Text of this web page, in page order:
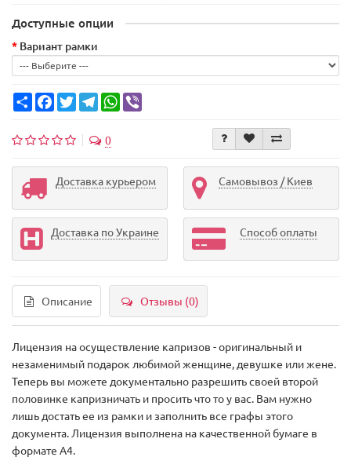
Доступные опции
Вариант рамки
Share FacebookTwitterTelegramWhatsApp
0
Доставка курьером Самовывоз / Киев
Доставка по Украине Способ оплаты
Описание Отзывы (0)
Лицензия на осуществление капризов - оригинальный и
незаменимый подарок любимой женщине, девушке или жене.
Теперь вы можете документально разрешить своей второй
половинке капризничать и просить что то у вас. Вам нужно
лишь достать ее из рамки и заполнить все графы этого
документа. Лицензия выполнена на качественной бумаге в
формате А4.